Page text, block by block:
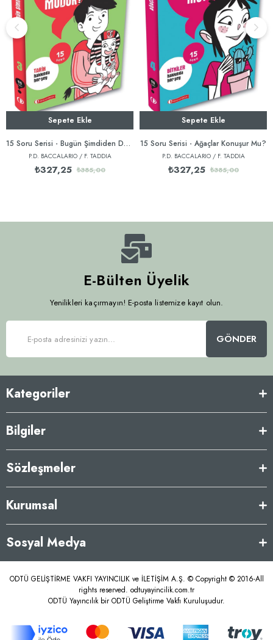
Sepete Ekle
15 Soru Serisi - Bugün Şimdiden Dün Müdür?
P.D. BACCALARIO / F. TADDIA
₺327,25 ₺385,00
Sepete Ekle
15 Soru Serisi - Ağaçlar Konuşur Mu?
P.D. BACCALARIO / F. TADDIA
₺327,25 ₺385,00
E-Bülten Üyelik
Yenilikleri kaçırmayın! E-posta listemize kayıt olun.
GÖNDER
Kategoriler
Bilgiler
Sözleşmeler
Kurumsal
Sosyal Medya
ODTÜ GELİŞTİRME VAKFI YAYINCILIK ve İLETİŞİM A.Ş. © Copyright © 2016-All
rights reserved. odtuyayincilik.com.tr
ODTÜ Yayıncılık bir ODTÜ Geliştirme Vakfı Kuruluşudur.